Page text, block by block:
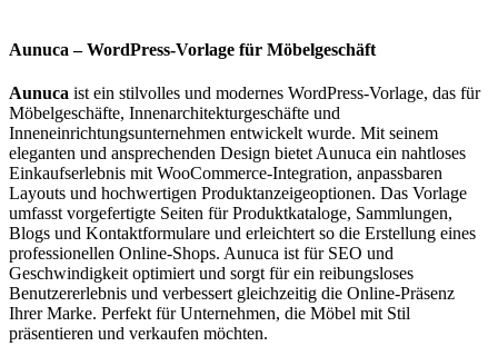
Aunuca – WordPress-Vorlage für Möbelgeschäft
Aunuca ist ein stilvolles und modernes WordPress-Vorlage, das für
Möbelgeschäfte, Innenarchitekturgeschäfte und
Inneneinrichtungsunternehmen entwickelt wurde. Mit seinem
eleganten und ansprechenden Design bietet Aunuca ein nahtloses
Einkaufserlebnis mit WooCommerce-Integration, anpassbaren
Layouts und hochwertigen Produktanzeigeoptionen. Das Vorlage
umfasst vorgefertigte Seiten für Produktkataloge, Sammlungen,
Blogs und Kontaktformulare und erleichtert so die Erstellung eines
professionellen Online-Shops. Aunuca ist für SEO und
Geschwindigkeit optimiert und sorgt für ein reibungsloses
Benutzererlebnis und verbessert gleichzeitig die Online-Präsenz
Ihrer Marke. Perfekt für Unternehmen, die Möbel mit Stil
präsentieren und verkaufen möchten.